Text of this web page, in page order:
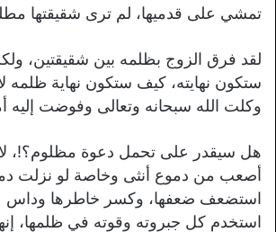
تمشي على قدميها، لم ترى شقيقتها
لقد فرق الزوج بظلمه بين شقيقتين،
ستكون نهايته، كيف ستكون نهاية ظلمه
وكلت الله سبحانه وتعالى وفوضت إليه
هل سيقدر على تحمل دعوة مظلوم؟!، لا
أصعب من دموع أنثى وخاصة لو نزلت
استضعف ضعفها، وكسر خاطرها وداس
استخدم كل جبروته وقوته في ظلمها،